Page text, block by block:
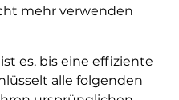
mehr verwenden
es, bis eine effiziente
alle folgenden